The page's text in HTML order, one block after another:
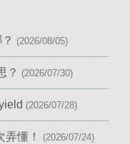
(2026/08/05)
？ (2026/07/30)
(2026/07/28)
懂！ (2026/07/24)